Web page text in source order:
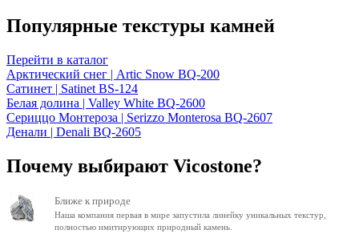
Популярные текстуры камней
Перейти в каталог
Арктический снег | Artic Snow BQ-200
Сатинет | Satinet BS-124
Белая долина | Valley White BQ-2600
Сериццо Монтероза | Serizzo Monterosa BQ-2607
Денали | Denali BQ-2605
Почему выбирают Vicostone?
Ближе к природе
Наша компания первая в мире запустила линейку уникальных текстур,
полностью имитирующих природный камень.